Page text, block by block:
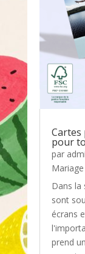
Cartes
pour
par
Mariage
Dans la
sont
écrans
prend